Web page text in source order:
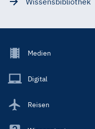
Footer
Main
Medien
Digital
Reisen